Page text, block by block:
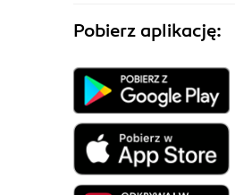
Pobierz aplikację: